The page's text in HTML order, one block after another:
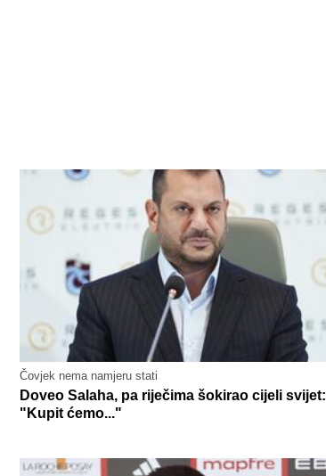
Čovjek nema namjeru stati
Doveo Salaha, pa riječima šokirao cijeli svijet:
"Kupit ćemo..."